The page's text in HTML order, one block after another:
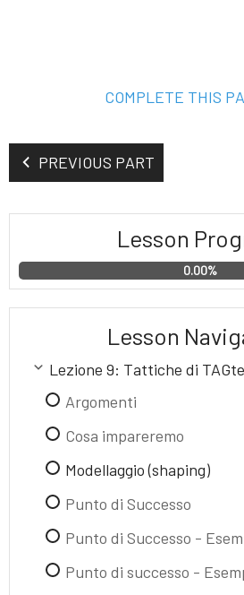
COMPLETE THIS
PREVIOUS PART
Lesson
0.00%
Lesson
Lezione 9: Tattiche di
Argomenti
Cosa impareremo
Modellaggio (shaping)
Punto di Successo
Punto di Successo -
Punto di successo -